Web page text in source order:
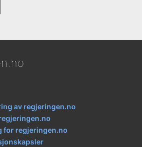
av regjeringen.no
for regjeringen.no